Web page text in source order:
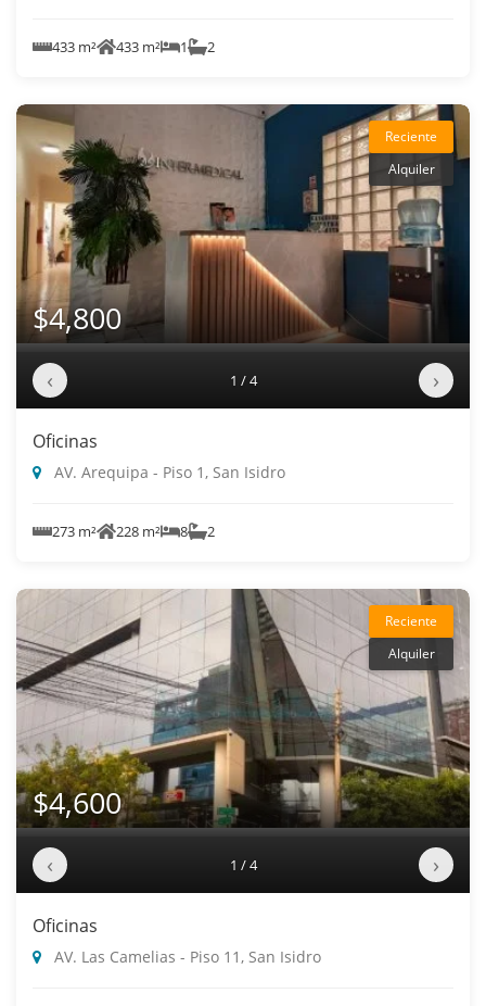
433 m² 433 m² 1 2
Reciente
Alquiler
$4,800
‹ 1 / 4 ›
Oficinas
AV. Arequipa - Piso 1, San Isidro
273 m² 228 m² 8 2
Reciente
Alquiler
$4,600
‹ 1 / 4 ›
Oficinas
AV. Las Camelias - Piso 11, San Isidro